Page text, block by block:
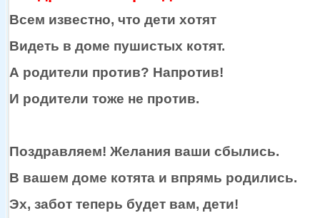
Всем известно, что дети хотят
Видеть в доме пушистых котят.
А родители против? Напротив!
И родители тоже не против.
Поздравляем! Желания ваши сбылись.
В вашем доме котята и впрямь родились.
Эх, забот теперь будет вам, дети!